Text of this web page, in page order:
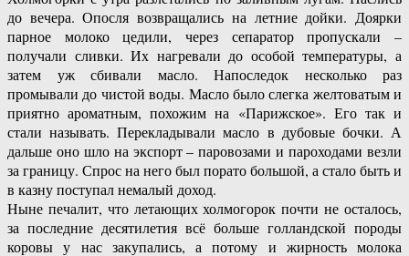
до вечера. Опосля возвращались на летние дойки. Доярки
парное молоко цедили, через сепаратор пропускали –
получали сливки. Их нагревали до особой температуры, а
затем уж сбивали масло. Напоследок несколько раз
промывали до чистой воды. Масло было слегка желтоватым и
приятно ароматным, похожим на «Парижское». Его так и
стали называть. Перекладывали масло в дубовые бочки. А
дальше оно шло на экспорт – паровозами и пароходами везли
за границу. Спрос на него был порато большой, а стало быть и
в казну поступал немалый доход.
Ныне печалит, что летающих холмогорок почти не осталось,
за последние десятилетия всё больше голландской породы
коровы у нас закупались, а потому и жирность молока